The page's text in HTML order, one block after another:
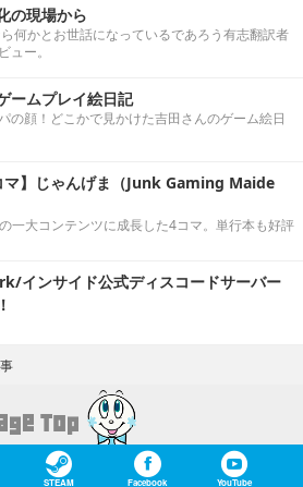
の現場から
何かとお世話になっているであろう有志翻訳者
ュー。
ームプレイ絵日記
の顔！どこかで見かけた吉田さんのゲーム絵日
マ】じゃんげま（Junk Gaming Maide
一大コンテンツに成長した4コマ。単行本も好評
インサイド公式ディスコードサーバー
STEAM Facebook YouTube